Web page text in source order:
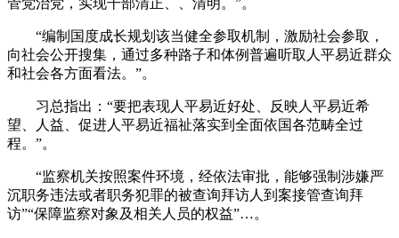
管党治党，实现干部清正、、清明。”。
“编制国度成长规划该当健全参取机制，激励社会参取，
向社会公开搜集，通过多种路子和体例普遍听取人平易近群众
和社会各方面看法。”。
习总指出：“要把表现人平易近好处、反映人平易近希
望、人益、促进人平易近福祉落实到全面依国各范畴全过
程。”。
“监察机关按照案件环境，经依法审批，能够强制涉嫌严
沉职务违法或者职务犯罪的被查询拜访人到案接管查询拜
访”“保障监察对象及相关人员的权益”…。